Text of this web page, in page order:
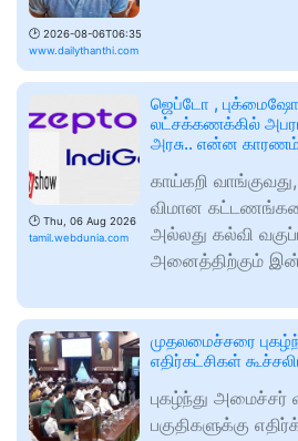
🕑 2026-08-06T06:35
www.dailythanthi.com
🕑 Thu, 06 Aug 2026
tamil.webdunia.com
ஜெப்டோ , புக்மைஷோ
லட்சக்கணக்கில்
அரசு.. என்ன
காய்கறி வாங்குவது,
விமான
அல்லது கல்வி
அனைத்திற்கும்
முதலமைச்சரை
எதிர்கட்சிகள்
புகழ்ந்து அமைச்சர்
பகுதிகளுக்கு